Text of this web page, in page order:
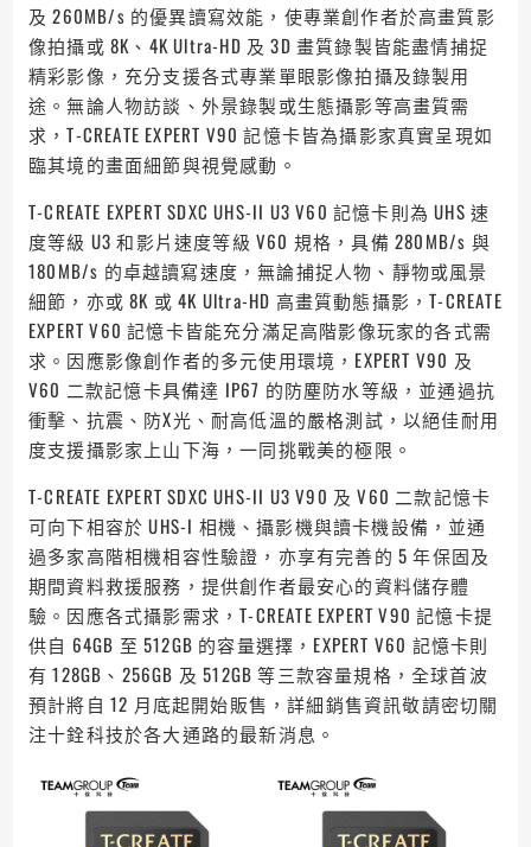
及 260MB/s 的優異讀寫效能，使專業創作者於高畫質影
像拍攝或 8K、4K Ultra-HD 及 3D 畫質錄製皆能盡情捕捉
精彩影像，充分支援各式專業單眼影像拍攝及錄製用
途。無論人物訪談、外景錄製或生態攝影等高畫質需
求，T-CREATE EXPERT V90 記憶卡皆為攝影家真實呈現如
臨其境的畫面細節與視覺感動。
T-CREATE EXPERT SDXC UHS-II U3 V60 記憶卡則為 UHS 速
度等級 U3 和影片速度等級 V60 規格，具備 280MB/s 與
180MB/s 的卓越讀寫速度，無論捕捉人物、靜物或風景
細節，亦或 8K 或 4K Ultra-HD 高畫質動態攝影，T-CREATE
EXPERT V60 記憶卡皆能充分滿足高階影像玩家的各式需
求。因應影像創作者的多元使用環境，EXPERT V90 及
V60 二款記憶卡具備達 IP67 的防塵防水等級，並通過抗
衝擊、抗震、防X光、耐高低溫的嚴格測試，以絕佳耐用
度支援攝影家上山下海，一同挑戰美的極限。
T-CREATE EXPERT SDXC UHS-II U3 V90 及 V60 二款記憶卡
可向下相容於 UHS-I 相機、攝影機與讀卡機設備，並通
過多家高階相機相容性驗證，亦享有完善的 5 年保固及
期間資料救援服務，提供創作者最安心的資料儲存體
驗。因應各式攝影需求，T-CREATE EXPERT V90 記憶卡提
供自 64GB 至 512GB 的容量選擇，EXPERT V60 記憶卡則
有 128GB、256GB 及 512GB 等三款容量規格，全球首波
預計將自 12 月底起開始販售，詳細銷售資訊敬請密切關
注十銓科技於各大通路的最新消息。